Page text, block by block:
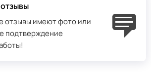
отзывы имеют фото или
подтверждение